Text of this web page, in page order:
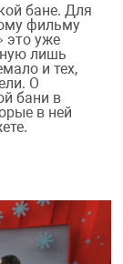
бане. Для
фильму
это уже
лишь
и тех,
О
бани в
в ней